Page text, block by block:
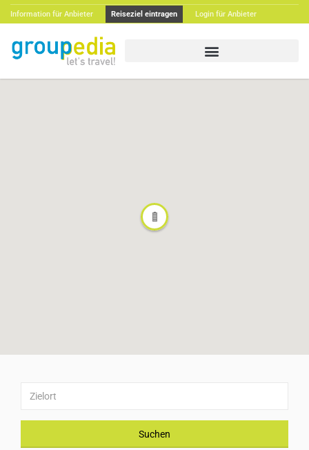
Information für Anbieter Reiseziel eintragen Login für Anbieter
Suchen